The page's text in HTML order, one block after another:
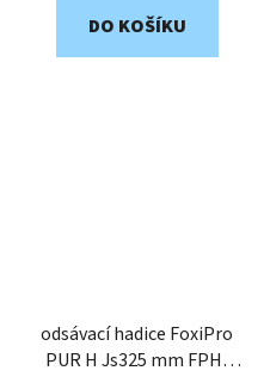
DO KOŠÍKU
odsávací hadice FoxiPro
PUR H Js325 mm FPH-